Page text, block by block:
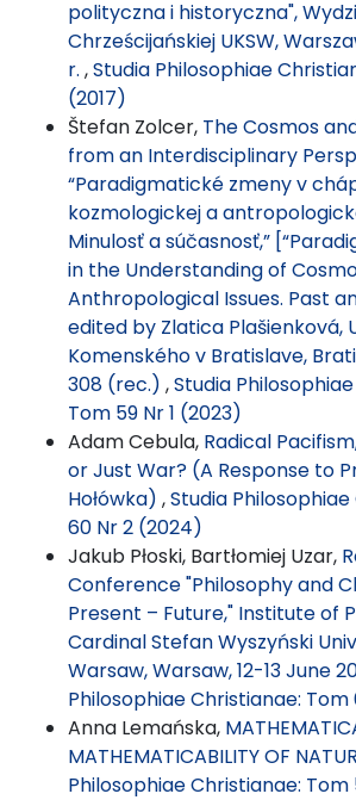
polityczna i historyczna",
Chrześcijańskiej UKSW,
r. ,Studia Philosophiae
(2017)
Štefan Zolcer, The Cosmos
from an Interdisciplinary
“Paradigmatické zmeny v
kozmologickej a
Minulosť a súčasnosť,”
in the Understanding of
Anthropological Issues. Past
edited by Zlatica Plašienková,
Komenského v Bratislave,
308 (rec.) ,Studia
Tom 59 Nr 1 (2023)
Adam Cebula, Radical
or Just War? (A Response to
Hołówka) ,Studia
60 Nr 2 (2024)
Jakub Płoski, Bartłomiej Uzar,
Conference "Philosophy and
Present – Future," Institute of
Cardinal Stefan Wyszyński
Warsaw, Warsaw, 12-13 June
Philosophiae Christianae: Tom
Anna Lemańska,
MATHEMATICABILITY OF
Philosophiae Christianae: Tom